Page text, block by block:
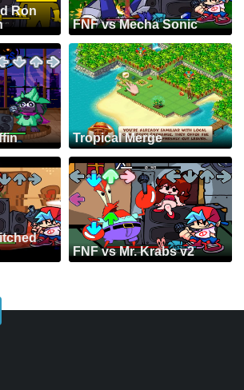
Ron
FNF vs Mecha Sonic
Tropical Merge
FNF vs Mr. Krabs v2